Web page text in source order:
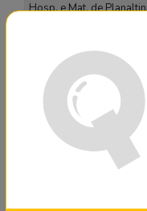
Hosp. e Mat. de
Hosp. São Mateus
Inst. de Cirurgia do Lago
Brasília - DF
Hosp. das Clín. e Pronto
Socorro de Fraturas